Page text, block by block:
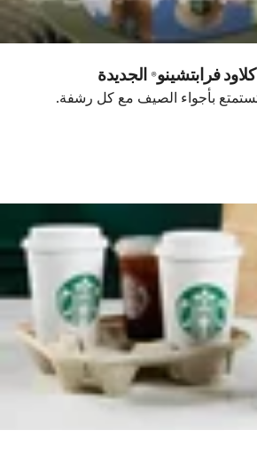
فرابتشينو® الجديدة
تستمتع بأجواء الصيف مع كل رشفة.